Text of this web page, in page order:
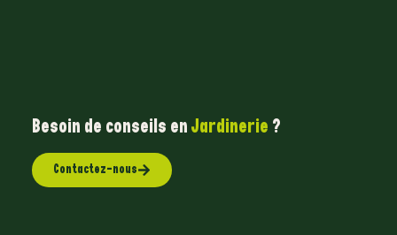
Besoin de conseils en Jardinerie ?
Contactez-nous